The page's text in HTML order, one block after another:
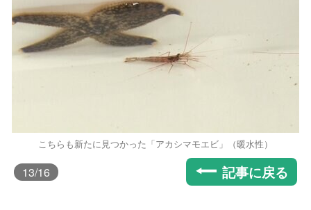
こちらも新たに見つかった「アカシマモエビ」（暖水性）
13/16 記事に戻る